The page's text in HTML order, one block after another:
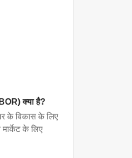
क्या है?
के विकास के लिए
के लिए